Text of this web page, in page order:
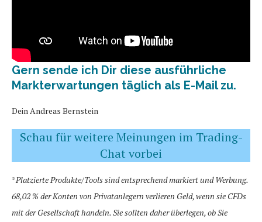
Gern sende ich Dir diese ausführliche
Markterwartungen täglich als E-Mail zu.
Dein Andreas Bernstein
Schau für weitere Meinungen im Trading-
Chat vorbei
*Platzierte Produkte/Tools sind entsprechend markiert und Werbung.
68,02 % der Konten von Privatanlegern verlieren Geld, wenn sie CFDs
mit der Gesellschaft handeln. Sie sollten daher überlegen, ob Sie